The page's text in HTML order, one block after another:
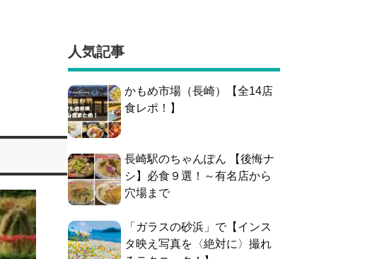
人気記事
かもめ市場（長崎）【全14店
食レポ！】
長崎駅のちゃんぽん 【後悔ナ
シ】必食９選！～有名店から
穴場まで
「ガラスの砂浜」で【インス
タ映え写真を〈絶対に〉撮れ